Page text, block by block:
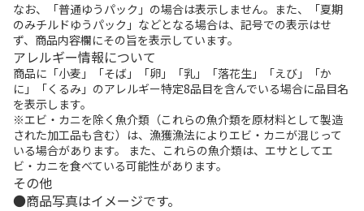
なお、「普通ゆうパック」の場合は表示しません。また、「夏期
のみチルドゆうパック」などとなる場合は、記号での表示はせ
ず、商品内容欄にその旨を表示しています。
アレルギー情報について
商品に「小麦」「そば」「卵」「乳」「落花生」「えび」「か
に」「くるみ」のアレルギー特定8品目を含んでいる場合に品目名
を表示します。
※エビ・カニを除く魚介類（これらの魚介類を原材料として製造
された加工品も含む）は、漁獲漁法によりエビ・カニが混じって
いる場合があります。 また、これらの魚介類は、エサとしてエ
ビ・カニを食べている可能性があります。
その他
商品写真はイメージです。